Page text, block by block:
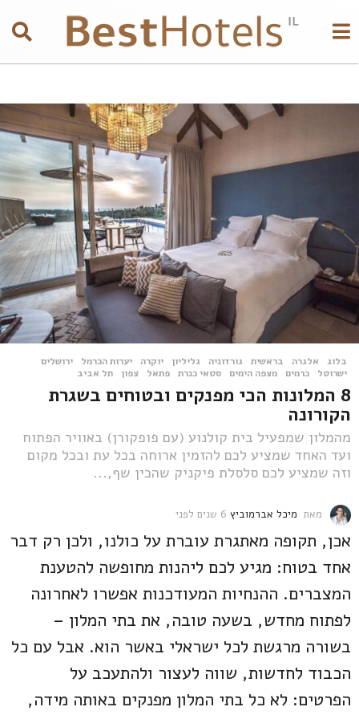
א
ב
בלוג אלגרה ,
בראשית ,
גורדוניה ,
גליליון ,
יוקרה ,
יערות הכרמל ,
ירושלים
ישרוטל
,
כרמים ,
מצפה הימים ,
סטאי כנרת ,
פתאל ,
צפון ,
תל אביב
8 המלונות הכי מפנקים ובטוחים בשגרת
הקורונה
מהמלון שמפעיל בית קולנוע (עם פופקורן) באוויר הפתוח
ועד האחד שמציע לכם להזמין ארוחה בכל עת ובכל מקום
וזה שמציע לכם סלסלת פיקניק שהכין שף,...
מאת מיכל אברמוביץ 6 שנים לפני
נ
ם
ל
נ
אכן, תקופה מאתגרת עוברת על כולנו, ולכן רק דבר
אחד בטוח: מגיע לכם ליהנות מחופשה להטענת
המצברים. ההנחיות המעודכנות אפשרו לאחרונה
לפתוח מחדש, בשעה טובה, את בתי המלון –
בשורה מרגשת לכל ישראלי באשר הוא. אבל עם כל
הכבוד לחדשות, שווה לעצור ולהתעכב על
הפרטים: לא כל בתי המלון מפנקים באותה מידה,